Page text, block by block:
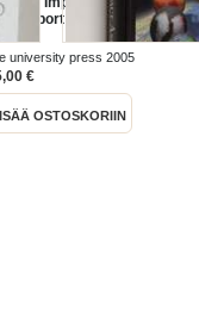
Report
university press 2005
€
OSTOSKORIIN